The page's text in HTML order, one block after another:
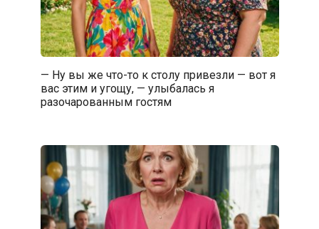
— Ну вы же что-то к столу привезли — вот я
вас этим и угощу, — улыбалась я
разочарованным гостям